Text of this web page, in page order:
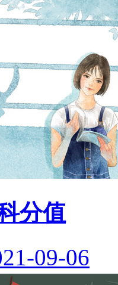
分值
09-06